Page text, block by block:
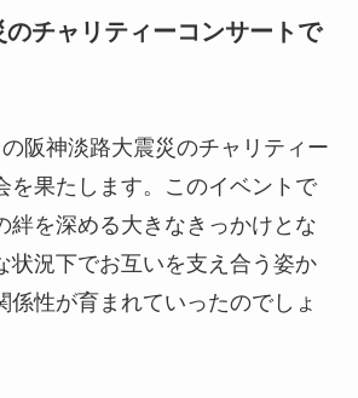
のチャリティーコンサートで
阪神淡路大震災のチャリティー
を果たします。このイベントで
絆を深める大きなきっかけとな
状況下でお互いを支え合う姿か
係性が育まれていったのでしょ